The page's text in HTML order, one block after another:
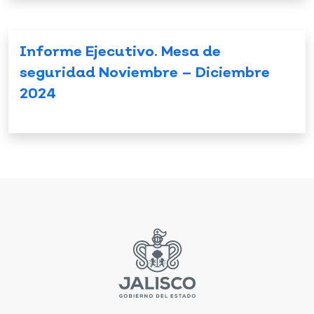
Informe Ejecutivo. Mesa de
seguridad Noviembre – Diciembre
2024